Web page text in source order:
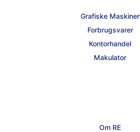
Grafiske Maskiner
Forbrugsvarer
Kontorhandel
Makulator
Om RE